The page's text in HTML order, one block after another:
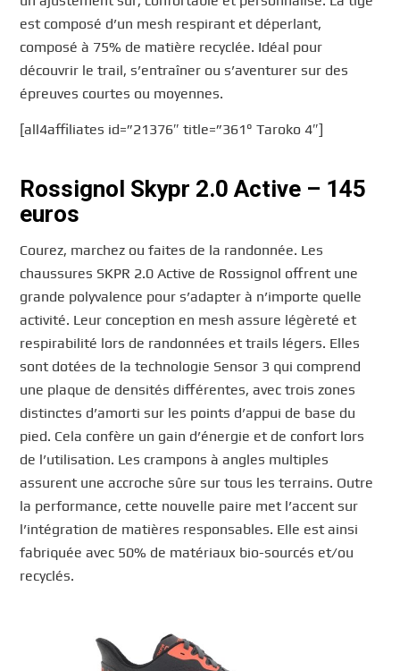
est composé d’un mesh respirant et déperlant,
composé à 75% de matière recyclée. Idéal pour
découvrir le trail, s’entraîner ou s’aventurer sur des
épreuves courtes ou moyennes.
[all4affiliates id=”21376″ title=”361° Taroko 4″]
Rossignol Skypr 2.0 Active – 145
euros
Courez, marchez ou faites de la randonnée. Les
chaussures SKPR 2.0 Active de Rossignol offrent une
grande polyvalence pour s’adapter à n’importe quelle
activité. Leur conception en mesh assure légèreté et
respirabilité lors de randonnées et trails légers. Elles
sont dotées de la technologie Sensor 3 qui comprend
une plaque de densités différentes, avec trois zones
distinctes d’amorti sur les points d’appui de base du
pied. Cela confère un gain d’énergie et de confort lors
de l’utilisation. Les crampons à angles multiples
assurent une accroche sûre sur tous les terrains. Outre
la performance, cette nouvelle paire met l’accent sur
l’intégration de matières responsables. Elle est ainsi
fabriquée avec 50% de matériaux bio-sourcés et/ou
recyclés.